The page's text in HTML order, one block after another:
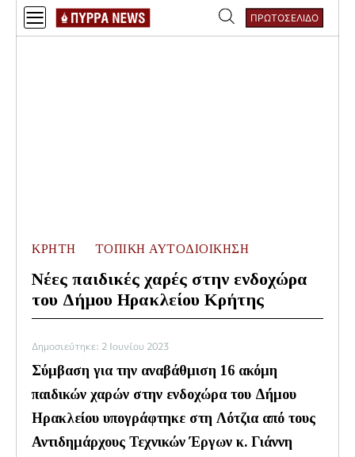
Αναζήτηση
ΠΡΩΤΟΣΕΛΙΔΟ
ΚΡΗΤΗ ΤΟΠΙΚΗ ΑΥΤΟΔΙΟΙΚΗΣΗ
Νέες παιδικές χαρές στην ενδοχώρα
του Δήμου Ηρακλείου Κρήτης
Δημοσιεύτηκε: 2 Ιουνίου 2023
Σύμβαση για την αναβάθμιση 16 ακόμη
παιδικών χαρών στην ενδοχώρα του Δήμου
Ηρακλείου υπογράφτηκε στη Λότζια από τους
Αντιδημάρχους Τεχνικών Έργων κ. Γιάννη